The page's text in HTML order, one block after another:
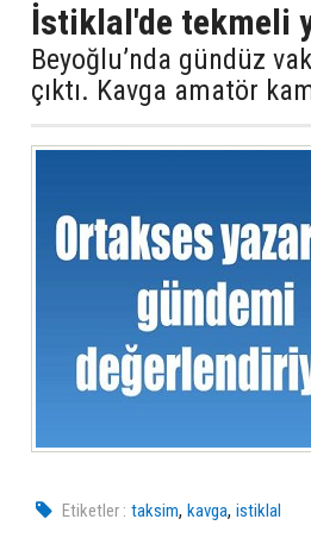
İstiklal'de tekmeli
Beyoğlu’nda gündüz
çıktı. Kavga amatör
Etiketler : taksim,kavga,istiklal